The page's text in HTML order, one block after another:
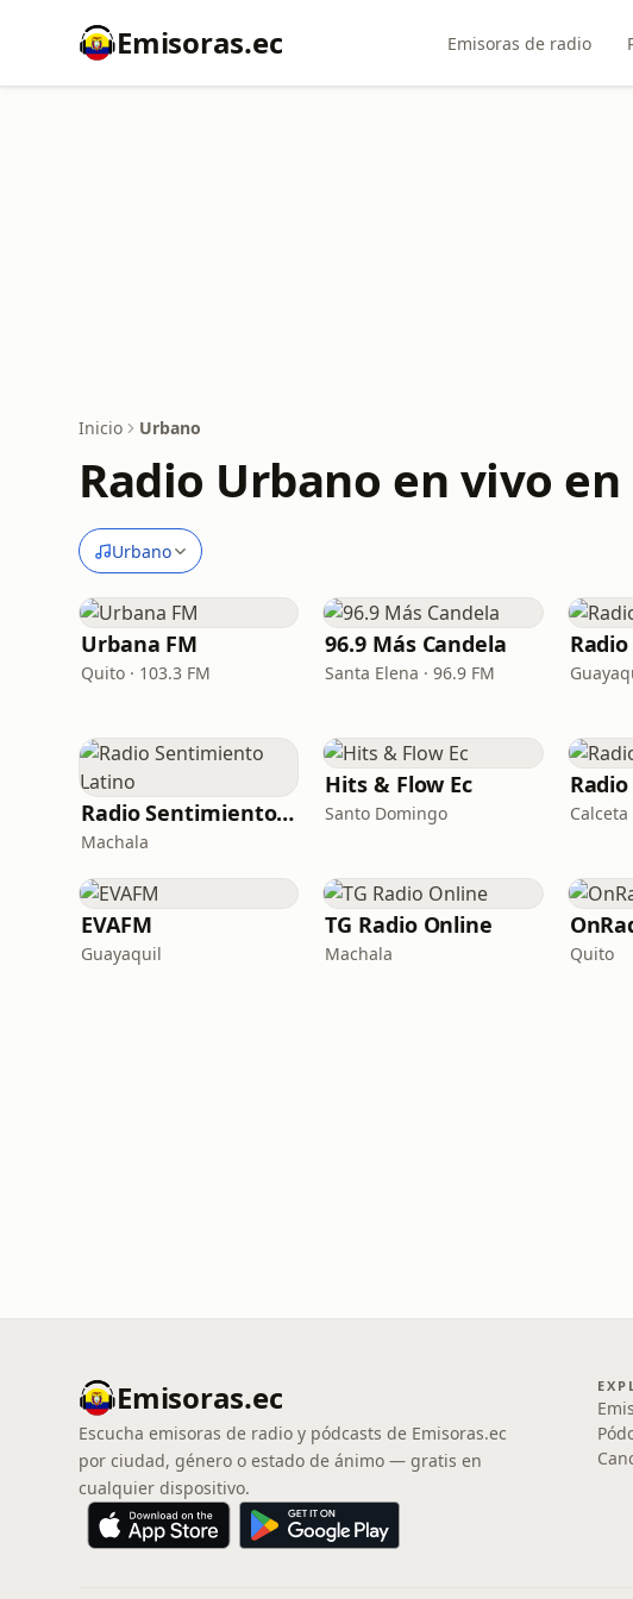
Emisoras.ec Emisoras de radio
Inicio Urbano
Radio Urbano en vivo
Urbano
Urbana FM
Quito · 103.3 FM
96.9 Más Candela
Santa Elena · 96.9 FM
Radio Sentimiento Latino
Machala
Hits & Flow Ec
Santo Domingo Calceta
EVAFM
Guayaquil
TG Radio Online
Machala Quito
Emisoras.ec
Escucha emisoras de radio y pódcasts de Emisoras.ec
por ciudad, género o estado de ánimo — gratis en
cualquier dispositivo.